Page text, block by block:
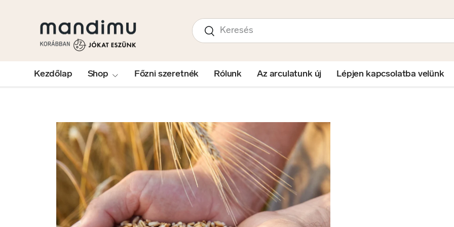
Keresés
Keresés
Kezdőlap Shop Főzni szeretnék Rólunk Az arculatunk új Lépjen kapcsolatba velünk